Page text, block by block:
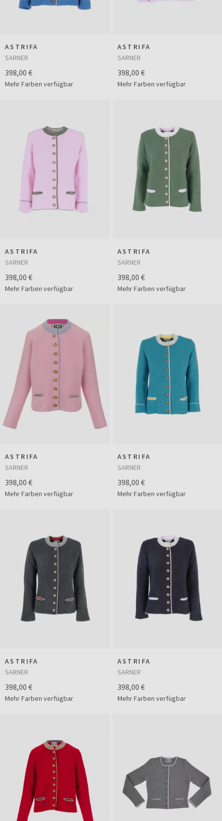
ASTRIFA
SARNER
398,00 €
Mehr Farben verfügbar
ASTRIFA
SARNER
398,00 €
Mehr Farben verfügbar
ASTRIFA
SARNER
398,00 €
Mehr Farben verfügbar
ASTRIFA
SARNER
398,00 €
Mehr Farben verfügbar
ASTRIFA
SARNER
398,00 €
Mehr Farben verfügbar
ASTRIFA
SARNER
398,00 €
Mehr Farben verfügbar
ASTRIFA
SARNER
398,00 €
Mehr Farben verfügbar
ASTRIFA
SARNER
398,00 €
Mehr Farben verfügbar